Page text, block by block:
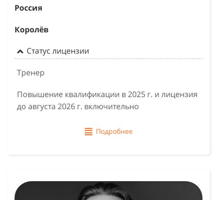
Россия
Королёв
Статус лицензии
Тренер
Повышение квалификации в 2025 г. и лицензия
до августа 2026 г. включительно
Подробнее